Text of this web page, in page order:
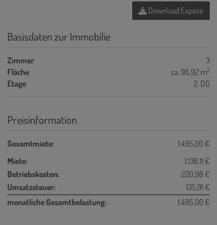
Download Expose
Basisdaten zur Immobilie
Zimmer
3
Fläche
ca. 96,92 m2
Etage 2. DG
Preisinformation
Gesamtmiete:
1.495,00 €
Miete:
1.138,11 €
Betriebskosten:
220,98 €
Umsatzsteuer:
135,91 €
monatliche Gesamtbelastung:
1.495,00 €